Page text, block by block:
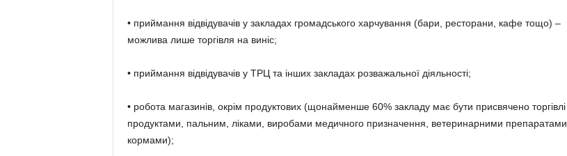
• приймання відвідувачів у закладах громадського харчування (бари, ресторани, кафе тощо) –
можлива лише торгівля на виніс;
• приймання відвідувачів у ТРЦ та інших закладах розважальної діяльності;
• робота магазинів, окрім продуктових (щонайменше 60% закладу має бути присвячено торгівлі
продуктами, пальним, ліками, виробами медичного призначення, ветеринарними препаратами,
кормами);